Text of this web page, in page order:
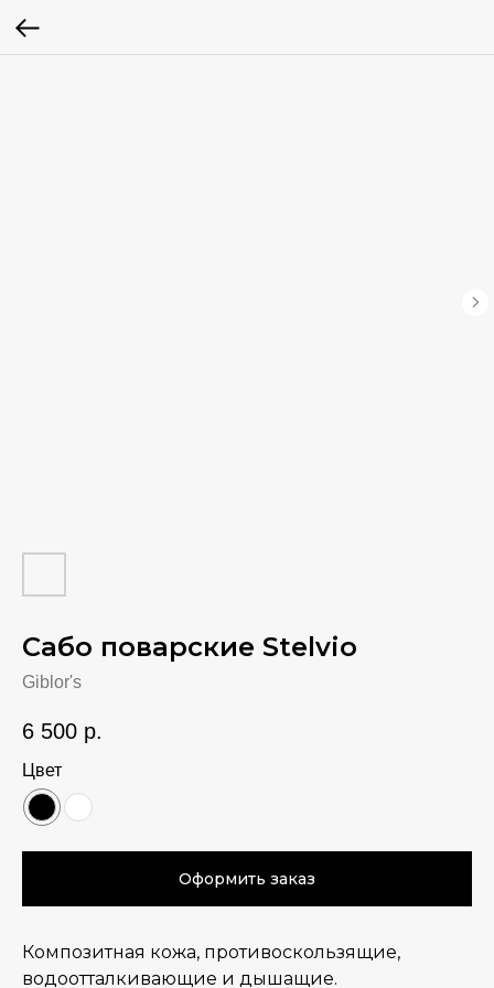
Сабо поварские Stelvio
Giblor's
6 500 р.
Цвет
Оформить заказ
Композитная кожа, противоскользящие,
водоотталкивающие и дышащие.